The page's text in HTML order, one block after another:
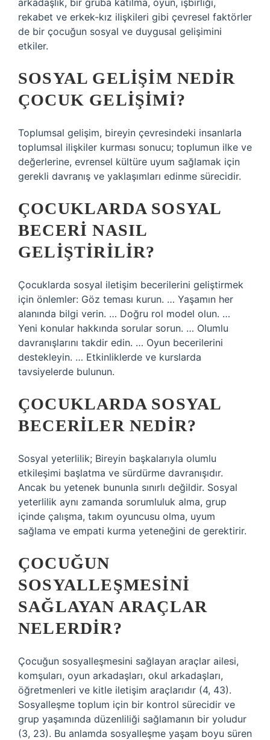
arkadaşlık, bir gruba katılma, oyun, işbirliği,
rekabet ve erkek-kız ilişkileri gibi çevresel faktörler
de bir çocuğun sosyal ve duygusal gelişimini
etkiler.
SOSYAL GELIŞIM NEDIR
ÇOCUK GELIŞIMI?
Toplumsal gelişim, bireyin çevresindeki insanlarla
toplumsal ilişkiler kurması sonucu; toplumun ilke ve
değerlerine, evrensel kültüre uyum sağlamak için
gerekli davranış ve yaklaşımları edinme sürecidir.
ÇOCUKLARDA SOSYAL
BECERI NASIL
GELIŞTIRILIR?
Çocuklarda sosyal iletişim becerilerini geliştirmek
için önlemler: Göz teması kurun. … Yaşamın her
alanında bilgi verin. … Doğru rol model olun. …
Yeni konular hakkında sorular sorun. … Olumlu
davranışlarını takdir edin. … Oyun becerilerini
destekleyin. … Etkinliklerde ve kurslarda
tavsiyelerde bulunun.
ÇOCUKLARDA SOSYAL
BECERILER NEDIR?
Sosyal yeterlilik; Bireyin başkalarıyla olumlu
etkileşimi başlatma ve sürdürme davranışıdır.
Ancak bu yetenek bununla sınırlı değildir. Sosyal
yeterlilik aynı zamanda sorumluluk alma, grup
içinde çalışma, takım oyuncusu olma, uyum
sağlama ve empati kurma yeteneğini de gerektirir.
ÇOCUĞUN
SOSYALLEŞMESINI
SAĞLAYAN ARAÇLAR
NELERDIR?
Çocuğun sosyalleşmesini sağlayan araçlar ailesi,
komşuları, oyun arkadaşları, okul arkadaşları,
öğretmenleri ve kitle iletişim araçlarıdır (4, 43).
Sosyalleşme toplum için bir kontrol sürecidir ve
grup yaşamında düzenliliği sağlamanın bir yoludur
(3, 23). Bu anlamda sosyalleşme yaşam boyu süren